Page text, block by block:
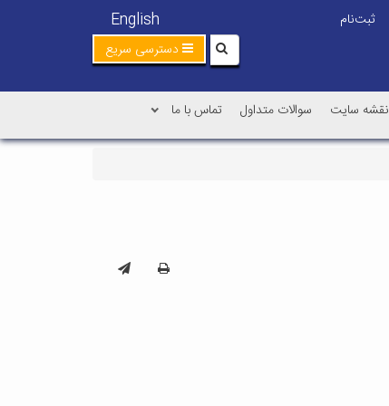
English
ثبت‌نام
دسترسی سریع
نقشه سایت سوالات متداول تماس با ما